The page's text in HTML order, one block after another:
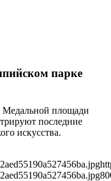
парке
Медальной площади
последние
искусства.